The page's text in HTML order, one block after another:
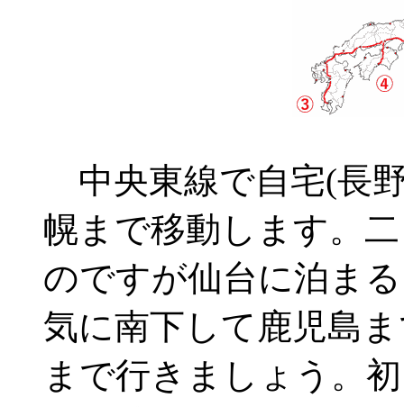
中央東線で自宅(長
幌まで移動します。
のですが仙台に泊ま
気に南下して鹿児島
まで行きましょう。